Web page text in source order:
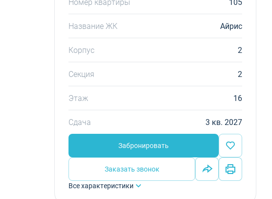
Название ЖК Айрис
Корпус 2
Секция 2
Этаж 16
Сдача 3 кв. 2027
Забронировать
Заказать звонок
Все характеристики